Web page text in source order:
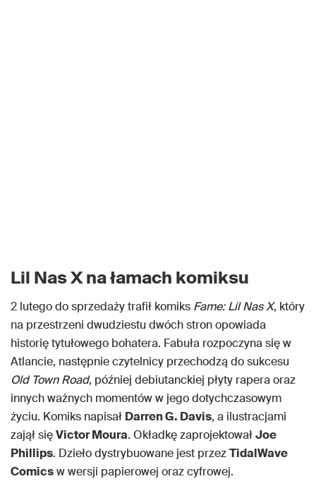
Lil Nas X na łamach komiksu
2 lutego do sprzedaży trafił komiks Fame: Lil Nas X, który
na przestrzeni dwudziestu dwóch stron opowiada
historię tytułowego bohatera. Fabuła rozpoczyna się w
Atlancie, następnie czytelnicy przechodzą do sukcesu
Old Town Road, później debiutanckiej płyty rapera oraz
innych ważnych momentów w jego dotychczasowym
życiu. Komiks napisał Darren G. Davis, a ilustracjami
zajął sięVictor Moura. Okładkę zaprojektowałJoe
Phillips. Dzieło dystrybuowane jest przezTidalWave
Comicsw wersji papierowej oraz cyfrowej.